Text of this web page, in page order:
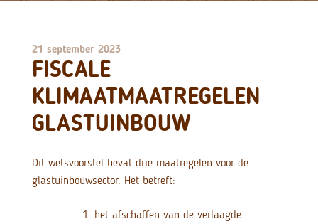
21 september 2023
FISCALE
KLIMAATMAATREGELEN
GLASTUINBOUW
Dit wetsvoorstel bevat drie maatregelen voor de
glastuinbouwsector. Het betreft:
het afschaffen van de verlaagde